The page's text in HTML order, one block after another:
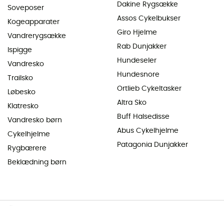
Soveposer
Kogeapparater
Vandrerygsække
Ispigge
Vandresko
Trailsko
Løbesko
Klatresko
Vandresko børn
Cykelhjelme
Rygbærere
Beklædning børn
Dakine Rygsække
Assos Cykelbukser
Giro Hjelme
Rab Dunjakker
Hundeseler
Hundesnore
Ortlieb Cykeltasker
Altra Sko
Buff Halsedisse
Abus Cykelhjelme
Patagonia Dunjakker